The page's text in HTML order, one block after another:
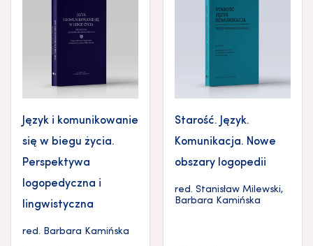
Język i komunikowanie
się w biegu życia.
Perspektywa
logopedyczna i
lingwistyczna
red. Barbara Kamińska
Starość. Język.
Komunikacja. Nowe
obszary logopedii
red. Stanisław Milewski,
Barbara Kamińska